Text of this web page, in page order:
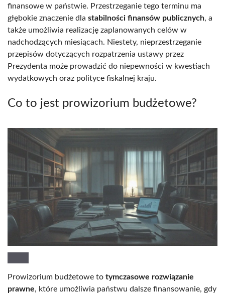
finansowe w państwie. Przestrzeganie tego terminu ma
głębokie znaczenie dla stabilności finansów publicznych, a
także umożliwia realizację zaplanowanych celów w
nadchodzących miesiącach. Niestety, nieprzestrzeganie
przepisów dotyczących rozpatrzenia ustawy przez
Prezydenta może prowadzić do niepewności w kwestiach
wydatkowych oraz polityce fiskalnej kraju.
Co to jest prowizorium budżetowe?
Prowizorium budżetowe to tymczasowe rozwiązanie
prawne, które umożliwia państwu dalsze finansowanie, gdy